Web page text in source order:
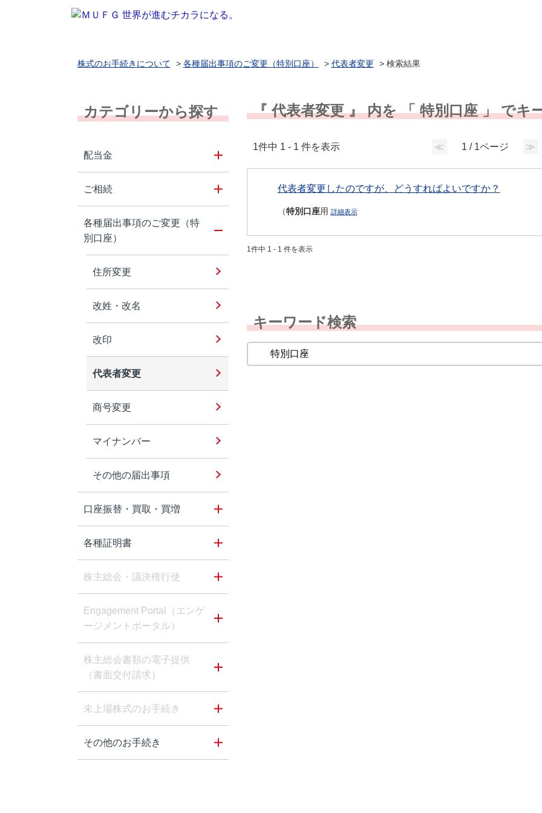
株式のお手続きについて > 各種届出事項のご変更（特別口座） > 代表者変更 > 検索結果
カテゴリーから探す
配当金
ご相続
各種届出事項のご変更（特
別口座）
住所変更
改姓・改名
改印
代表者変更
商号変更
マイナンバー
その他の届出事項
口座振替・買取・買増
各種証明書
株主総会・議決権行使
Engagement Portal（エンゲ
ージメントポータル）
株主総会書類の電子提供
（書面交付請求）
未上場株式のお手続き
その他のお手続き
『 代表者変更 』 内を 「 特別口座 」 でキ
1件中 1 - 1 件を表示 ≪ 1 / 1ページ ≫
代表者変更したのですが、どうすればよいですか？
（特別口座用 詳細表示
1件中 1 - 1 件を表示
キーワード検索